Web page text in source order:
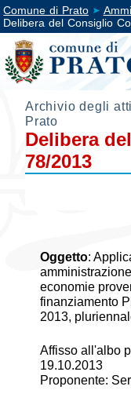
Comune di Prato
Delibera del Consiglio
Archivio degli
Prato
Delibera
78/2013
Oggetto:
economie
finanziamento
2013,
Affisso all'albo
19.10.2013
Proponente: